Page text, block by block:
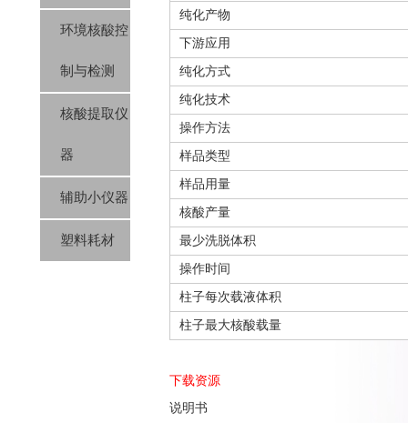
环境核酸控
制与检测
核酸提取仪
器
辅助小仪器
塑料耗材
纯化产物
下游应用
纯化方式
纯化技术
操作方法
样品类型
样品用量
核酸产量
最少洗脱体积
操作时间
柱子每次载液体积
柱子最大核酸载量
下载资源
说明书